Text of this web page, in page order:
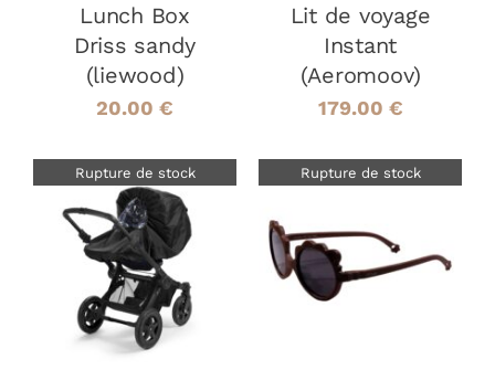
Lunch Box
Driss sandy
(liewood)
20.00 €
Lit de voyage
Instant
(Aeromoov)
179.00 €
Rupture de stock
DÉTAILS
Rupture de stock
DÉTAILS